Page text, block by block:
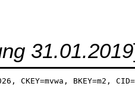
31.01.2019